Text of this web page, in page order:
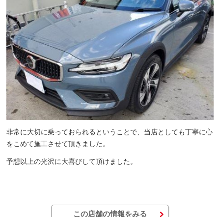
非常に大切に乗っておられるということで、当店としても丁寧に心
をこめて施工させて頂きました。
予想以上の光沢に大喜びして頂けました。
この店舗の情報をみる